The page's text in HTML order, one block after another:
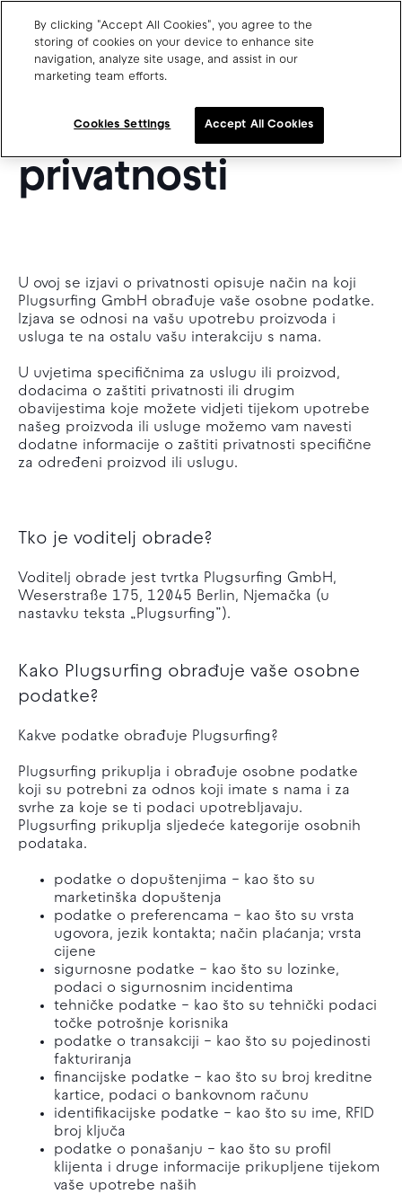
PLUGSURFING'S
Izjava o
privatnosti
Charge point operators
Carmakers
Drivers and travellers
Our charging App
Blog
About us
Our team
Media resources
Drivers support
U ovoj se izjavi o privatnosti opisuje način na koji
Plugsurfing GmbH obrađuje vaše osobne podatke.
Izjava se odnosi na vašu upotrebu proizvoda i
usluga te na ostalu vašu interakciju s nama.
U uvjetima specifičnima za uslugu ili proizvod,
dodacima o zaštiti privatnosti ili drugim
obavijestima koje možete vidjeti tijekom upotrebe
našeg proizvoda ili usluge možemo vam navesti
dodatne informacije o zaštiti privatnosti specifične
za određeni proizvod ili uslugu.
Tko je voditelj obrade?
Voditelj obrade jest tvrtka Plugsurfing GmbH,
Weserstraße 175, 12045 Berlin, Njemačka (u
nastavku teksta „Plugsurfing”).
Kako Plugsurfing obrađuje vaše osobne
podatke?
Kakve podatke obrađuje Plugsurfing?
Plugsurfing prikuplja i obrađuje osobne podatke
koji su potrebni za odnos koji imate s nama i za
svrhe za koje se ti podaci upotrebljavaju.
Plugsurfing prikuplja sljedeće kategorije osobnih
podataka.
podatke o dopuštenjima – kao što su
marketinška dopuštenja
podatke o preferencama – kao što su vrsta
ugovora, jezik kontakta; način plaćanja; vrsta
cijene
sigurnosne podatke – kao što su lozinke,
podaci o sigurnosnim incidentima
tehničke podatke – kao što su tehnički podaci
točke potrošnje korisnika
podatke o transakciji – kao što su pojedinosti
fakturiranja
financijske podatke – kao što su broj kreditne
kartice, podaci o bankovnom računu
identifikacijske podatke – kao što su ime, RFID
broj ključa
podatke o ponašanju – kao što su profil
klijenta i druge informacije prikupljene tijekom
vaše upotrebe naših
By clicking "Accept All Cookies", you agree to the
storing of cookies on your device to enhance site
navigation, analyze site usage, and assist in our
marketing team efforts.
Cookies Settings Accept All Cookies